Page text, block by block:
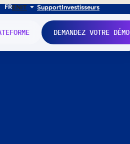
FRENIT SupportInvestisseurs
DEMANDEZ VOTRE DÉMO